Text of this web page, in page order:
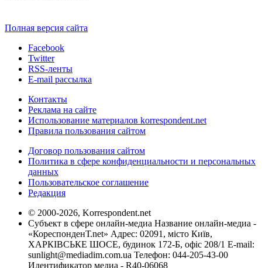
Полная версия сайта
Facebook
Twitter
RSS-ленты
E-mail рассылка
Контакты
Реклама на сайте
Использование материалов korrespondent.net
Правила пользования сайтом
Договор пользования сайтом
Политика в сфере конфиденциальности и персональных
данных
Пользовательское соглашение
Редакция
© 2000-2026, Korrespondent.net
Субъект в сфере онлайн-медиа Название онлайн-медиа -
«КореспонденТ.net» Адрес: 02091, місто Київ,
ХАРКІВСЬКЕ ШОСЕ, будинок 172-Б, офіс 208/1 E-mail:
sunlight@mediadim.com.ua Телефон: 044-205-43-00
Идентификатор медиа - R40-06068